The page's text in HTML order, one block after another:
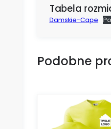
Tabela
Damskie-Cape
Podobne